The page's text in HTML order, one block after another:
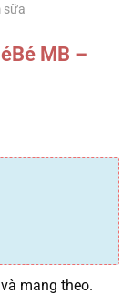
sữa
MB –
mang theo.